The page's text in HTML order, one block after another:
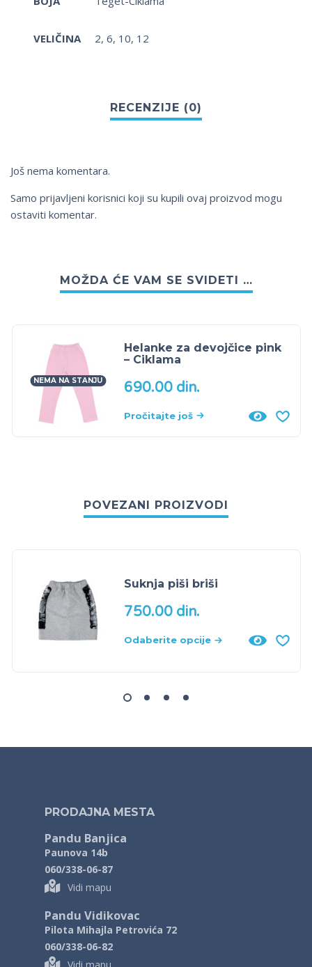
VELIČINA 2, 6, 10, 12
Još nema komentara.
Samo prijavljeni korisnici koji su kupili ovaj proizvod mogu
ostaviti komentar.
MOŽDA ĆE VAM SE SVIDETI …
NEMA NA STANJU
Helanke za devojčice pink
– Ciklama
690.00 din.
Pročitajte još
POVEZANI PROIZVODI
Suknja piši briši
750.00 din.
Odaberite opcije
PRODAJNA MESTA
Pandu Banjica
Paunova 14b
060/338-06-87
Vidi mapu
Pandu Vidikovac
Pilota Mihajla Petrovića 72
060/338-06-82